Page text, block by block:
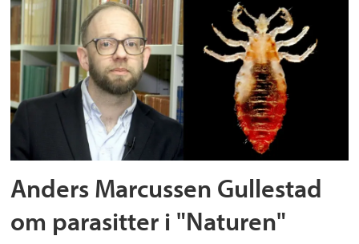
Anders Marcussen Gullestad
om parasitter i "Naturen"